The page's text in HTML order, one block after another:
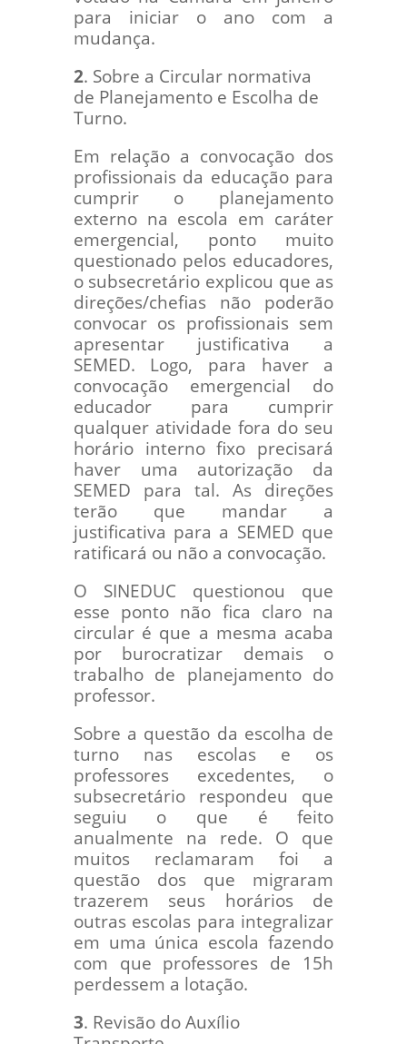
para iniciar o ano com a
mudança.
2. Sobre a Circular normativa
de Planejamento e Escolha de
Turno.
Em relação a convocação dos
profissionais da educação para
cumprir o planejamento
externo na escola em caráter
emergencial, ponto muito
questionado pelos educadores,
o subsecretário explicou que as
direções/chefias não poderão
convocar os profissionais sem
apresentar justificativa a
SEMED. Logo, para haver a
convocação emergencial do
educador para cumprir
qualquer atividade fora do seu
horário interno fixo precisará
haver uma autorização da
SEMED para tal. As direções
terão que mandar a
justificativa para a SEMED que
ratificará ou não a convocação.
O SINEDUC questionou que
esse ponto não fica claro na
circular é que a mesma acaba
por burocratizar demais o
trabalho de planejamento do
professor.
Sobre a questão da escolha de
turno nas escolas e os
professores excedentes, o
subsecretário respondeu que
seguiu o que é feito
anualmente na rede. O que
muitos reclamaram foi a
questão dos que migraram
trazerem seus horários de
outras escolas para integralizar
em uma única escola fazendo
com que professores de 15h
perdessem a lotação.
3. Revisão do Auxílio